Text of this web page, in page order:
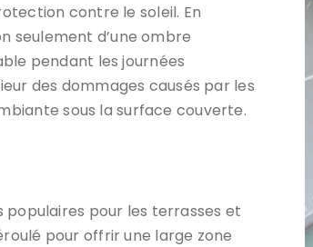
contre le soleil. En
seulement d’une ombre
pendant les journées
des dommages causés par les
sous la surface couverte.
populaires pour les terrasses et
pour offrir une large zone